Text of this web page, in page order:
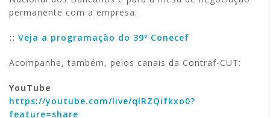
permanente com a empresa.
:: Veja a programação do 39º Conecef
Acompanhe, também, pelos canais da Contraf-CUT:
YouTube
https://youtube.com/live/qIRZQifkxo0?
feature=share